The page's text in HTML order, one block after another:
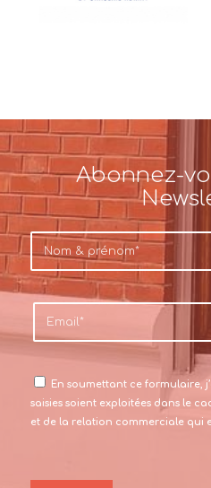
Abonnez-
En soumettant ce formulaire,
saisies soient exploitées dans le
et de la relation commerciale qui